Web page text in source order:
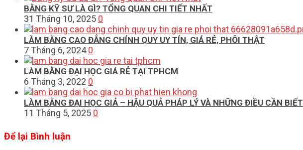
BẰNG KỸ SƯ LÀ GÌ? TỔNG QUAN CHI TIẾT NHẤT
31 Tháng 10, 2025 0
LÀM BẰNG CAO ĐẲNG CHÍNH QUY UY TÍN, GIÁ RẺ, PHÔI THẬT
7 Tháng 6, 2024 0
LÀM BẰNG ĐẠI HỌC GIÁ RẺ TẠI TPHCM
6 Tháng 3, 2022 0
LÀM BẰNG ĐẠI HỌC GIẢ – HẬU QUẢ PHÁP LÝ VÀ NHỮNG ĐIỀU CẦN BIẾT
11 Tháng 5, 2025 0
Để lại Bình luận